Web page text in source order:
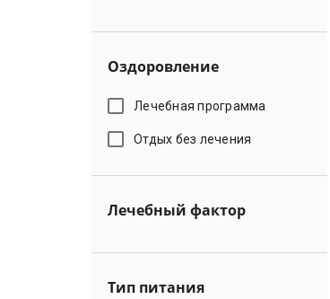
Оздоровление
Лечебная программа
Отдых без лечения
Лечебный фактор
Тип питания